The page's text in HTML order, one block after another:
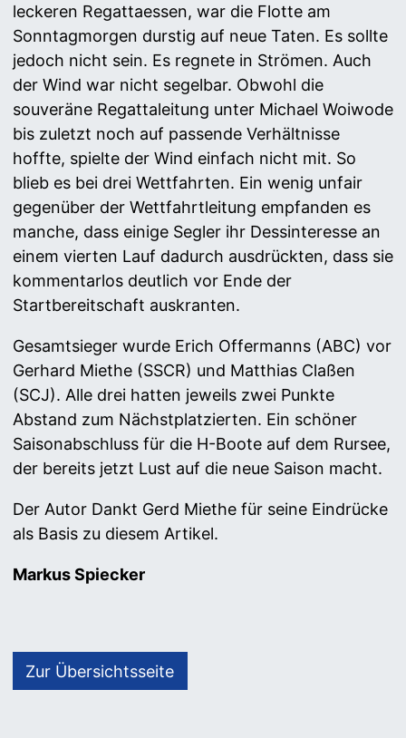
leckeren Regattaessen, war die Flotte am
Sonntagmorgen durstig auf neue Taten. Es sollte
jedoch nicht sein. Es regnete in Strömen. Auch
der Wind war nicht segelbar. Obwohl die
souveräne Regattaleitung unter Michael Woiwode
bis zuletzt noch auf passende Verhältnisse
hoffte, spielte der Wind einfach nicht mit. So
blieb es bei drei Wettfahrten. Ein wenig unfair
gegenüber der Wettfahrtleitung empfanden es
manche, dass einige Segler ihr Dessinteresse an
einem vierten Lauf dadurch ausdrückten, dass sie
kommentarlos deutlich vor Ende der
Startbereitschaft auskranten.
Gesamtsieger wurde Erich Offermanns (ABC) vor
Gerhard Miethe (SSCR) und Matthias Claßen
(SCJ). Alle drei hatten jeweils zwei Punkte
Abstand zum Nächstplatzierten. Ein schöner
Saisonabschluss für die H-Boote auf dem Rursee,
der bereits jetzt Lust auf die neue Saison macht.
Der Autor Dankt Gerd Miethe für seine Eindrücke
als Basis zu diesem Artikel.
Markus Spiecker
Zur Übersichtsseite